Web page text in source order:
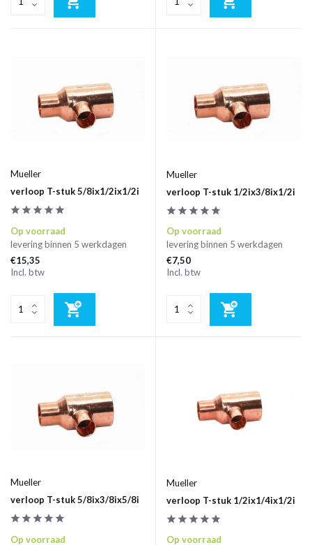
Mueller
verloop T-stuk 5/8ix1/2ix1/2i
Op voorraad
levering binnen 5 werkdagen
€15,35
Incl. btw
Mueller
verloop T-stuk 1/2ix3/8ix1/2i
Op voorraad
levering binnen 5 werkdagen
€7,50
Incl. btw
Mueller
verloop T-stuk 5/8ix3/8ix5/8i
Op voorraad
Mueller
verloop T-stuk 1/2ix1/4ix1/2i
Op voorraad